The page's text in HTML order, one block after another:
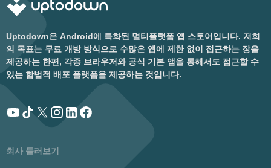
Uptodown은 Android에 특화된 멀티플랫폼 앱 스토어입니다. 저희
의 목표는 무료 개방 방식으로 수많은 앱에 제한 없이 접근하는 장을
제공하는 한편, 각종 브라우저와 공식 기본 앱을 통해서도 접근할 수
있는 합법적 배포 플랫폼을 제공하는 것입니다.
회사 둘러보기